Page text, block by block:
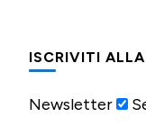
ISCRIVITI
Newsletter